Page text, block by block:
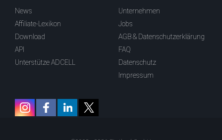
News
Affiliate-Lexikon
Download
API
Unterstütze ADCELL
Unternehmen
Jobs
AGB & Datenschutzerklärung
FAQ
Datenschutz
Impressum